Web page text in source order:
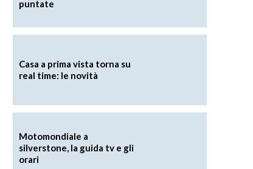
puntate
Casa a prima vista torna su
real time: le novità
Motomondiale a
silverstone, la guida tv e gli
orari